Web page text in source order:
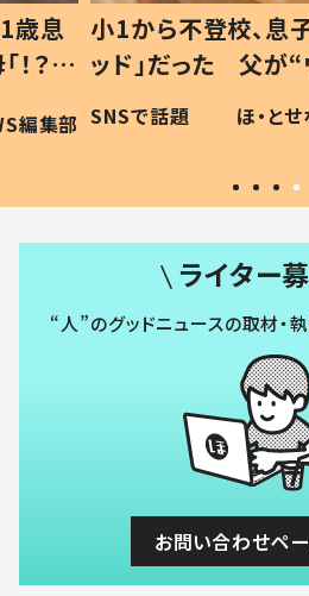
歳息
？」
編集部
小1から不登校、息
ッド」だった 父が
作り続ける理由と
#令和の子
SNSで話題 ほ・と
ライター募
“人”のグッドニュースの取材・
お問い合わせペ